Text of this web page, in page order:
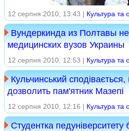
12 серпня 2010, 13:43 | Культура та
Вундеркинда из Полтавы
медицинских вузов Украины
12 серпня 2010, 12:53 | Культура та
Кульчинський
дозволить пам'ятник Мазепі
12 серпня 2010, 12:16 | Культура та
Студентка педуніверситету